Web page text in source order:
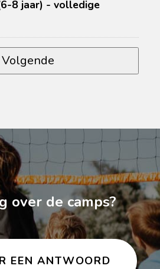
8 jaar) - volledige
over de camps?
EEN ANTWOORD